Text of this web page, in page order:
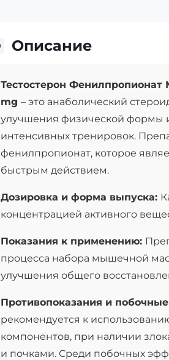
Описание
Тестостерон
mg – это анаболический
улучшения физической формы
интенсивных тренировок.
фенилпропионат, которое
быстрым действием.
Дозировка и форма выпуска:
концентрацией активного
Показания к применению:
процесса набора мышечной
улучшения общего
Противопоказания и
рекомендуется к
компонентов, при наличии
и почками. Среди побочных